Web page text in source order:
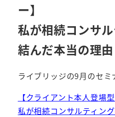
ー】
私が相続コンサ
結んだ本当の理由
ライブリッジの9月のセミ
【クライアント本人登場
私が相続コンサルティン